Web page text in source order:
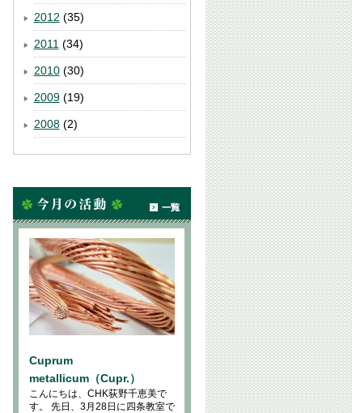
2012 (35)
2011 (34)
2010(30)
2009(19)
2008(2)
Cuprum
metallicum（Cupr.）
こんにちは、CHK荻野千恵美で
す。 先日、3月28日に四条教室で